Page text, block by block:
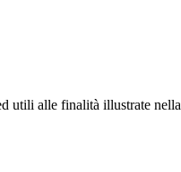
utili alle finalità illustrate nella